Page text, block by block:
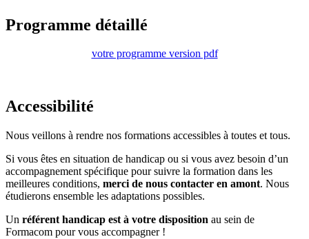
Programme détaillé
votre programme version pdf
Accessibilité
Nous veillons à rendre nos formations accessibles à toutes et tous.
Si vous êtes en situation de handicap ou si vous avez besoin d’un
accompagnement spécifique pour suivre la formation dans les
meilleures conditions, merci de nous contacter en amont. Nous
étudierons ensemble les adaptations possibles.
Un référent handicap est à votre disposition au sein de
Formacom pour vous accompagner !